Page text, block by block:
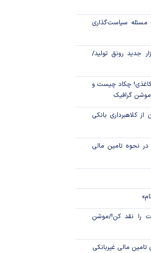
شدند؟
جدید مالیاتی برای
انتقال ارز
سیاست‌گذاری
جدید رونق تولید/
چکاد چیست و
گرافیک
کلاهبرداری بانکی
در نحوه تامین مالی
را نقد کن!/موشن
تامین مالی غیربانکی